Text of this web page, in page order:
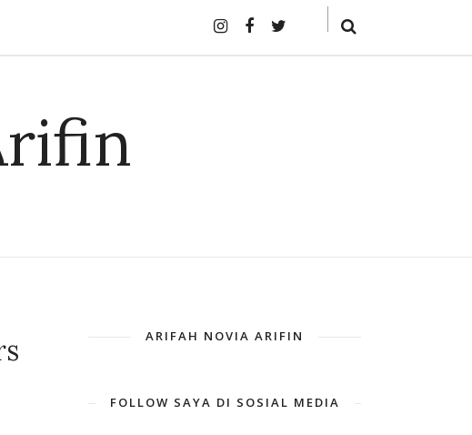
ARIFAH NOVIA ARIFIN
FOLLOW SAYA DI SOSIAL MEDIA